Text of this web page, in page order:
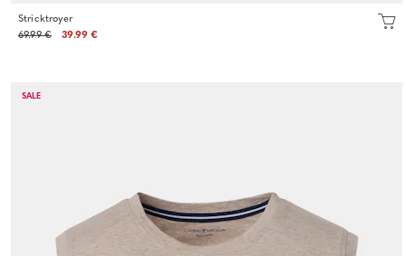
Stricktroyer
69.99 €
39.99 €
SALE